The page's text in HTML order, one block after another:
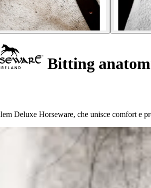
Bitting
Deluxe Horseware, che unisce comfort e